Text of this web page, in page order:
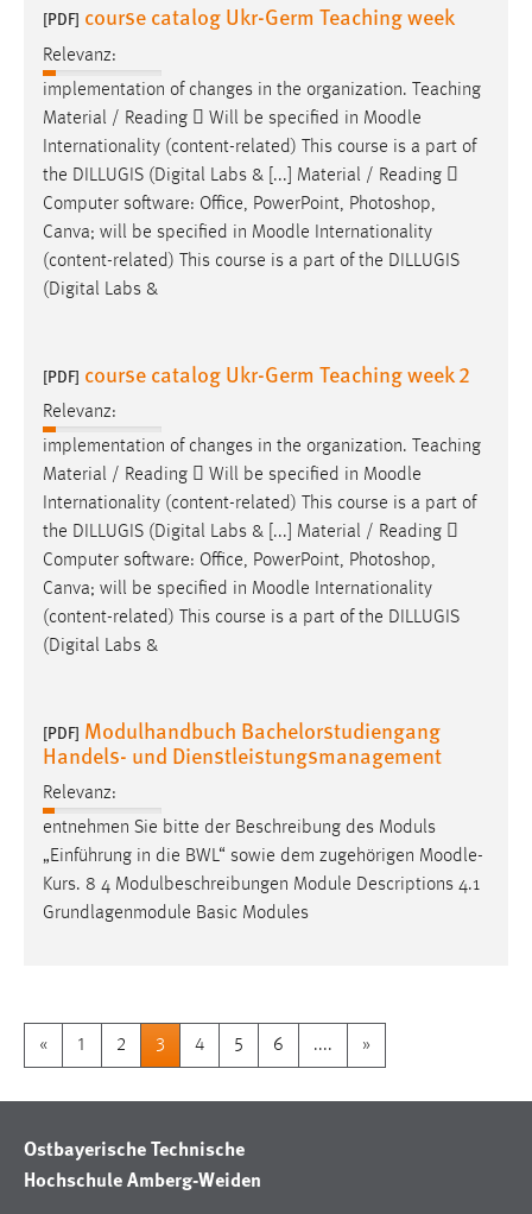
[PDF] course catalog Ukr-Germ Teaching week
Relevanz:
implementation of changes in the organization. Teaching
Material / Reading  Will be specified in Moodle
Internationality (content-related) This course is a part of
the DILLUGIS (Digital Labs & [...] Material / Reading 
Computer software: Office, PowerPoint, Photoshop,
Canva; will be specified in Moodle Internationality
(content-related) This course is a part of the DILLUGIS
(Digital Labs &
[PDF] course catalog Ukr-Germ Teaching week 2
Relevanz:
implementation of changes in the organization. Teaching
Material / Reading  Will be specified in Moodle
Internationality (content-related) This course is a part of
the DILLUGIS (Digital Labs & [...] Material / Reading 
Computer software: Office, PowerPoint, Photoshop,
Canva; will be specified in Moodle Internationality
(content-related) This course is a part of the DILLUGIS
(Digital Labs &
[PDF] Modulhandbuch Bachelorstudiengang
Handels- und Dienstleistungsmanagement
Relevanz:
entnehmen Sie bitte der Beschreibung des Moduls
„Einführung in die BWL“ sowie dem zugehörigen Moodle-
Kurs. 8 4 Modulbeschreibungen Module Descriptions 4.1
Grundlagenmodule Basic Modules
« 1 2 3 4 5 6 .... »
Ostbayerische Technische
Hochschule Amberg-Weiden